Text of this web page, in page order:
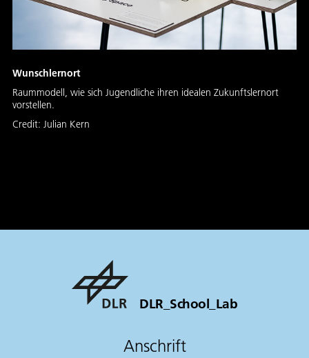
Wunschlernort
Raummodell, wie sich Jugendliche ihren idealen Zukunftslernort
vorstellen.
Credit: Julian Kern
DLR_School_Lab
Anschrift